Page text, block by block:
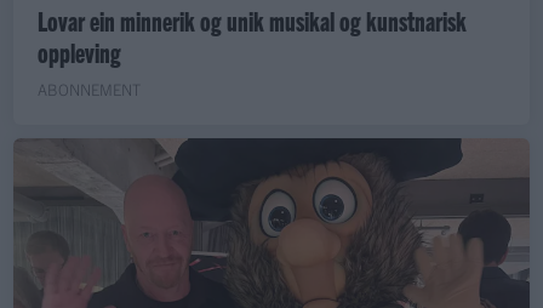
Lovar ein minnerik og unik musikal og kunstnarisk
oppleving
ABONNEMENT